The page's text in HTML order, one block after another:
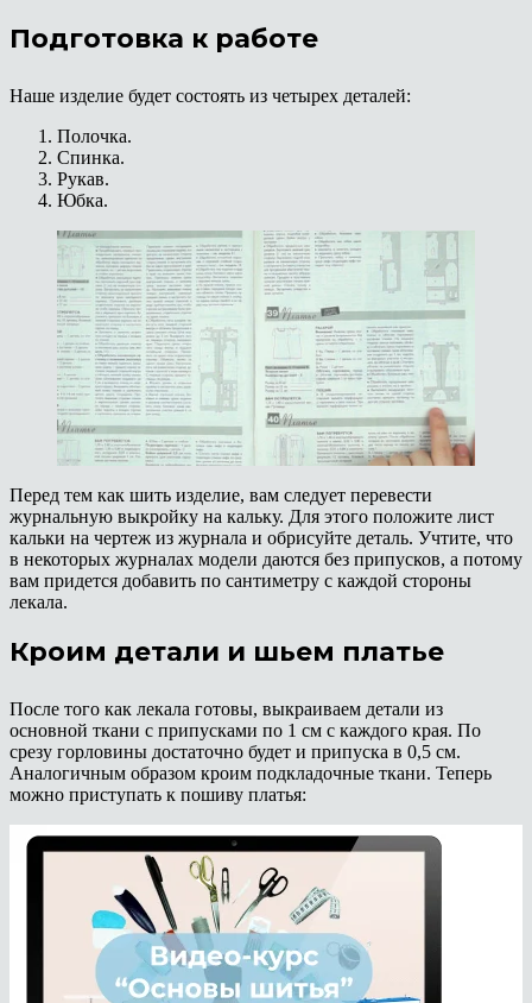
Подготовка к работе
Наше изделие будет состоять из четырех деталей:
Полочка.
Спинка.
Рукав.
Юбка.
Перед тем как шить изделие, вам следует перевести
журнальную выкройку на кальку. Для этого положите лист
кальки на чертеж из журнала и обрисуйте деталь. Учтите, что
в некоторых журналах модели даются без припусков, а потому
вам придется добавить по сантиметру с каждой стороны
лекала.
Кроим детали и шьем платье
После того как лекала готовы, выкраиваем детали из
основной ткани с припусками по 1 см с каждого края. По
срезу горловины достаточно будет и припуска в 0,5 см.
Аналогичным образом кроим подкладочные ткани. Теперь
можно приступать к пошиву платья: